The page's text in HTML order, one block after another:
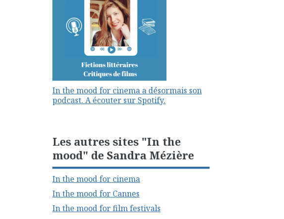
In the mood for cinema a désormais son
podcast. A écouter sur Spotify.
Les autres sites "In the
mood" de Sandra Mézière
In the mood for cinema
In the mood for Cannes
In the mood for film festivals